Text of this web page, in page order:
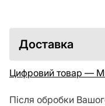
Доставка
Цифровий товар —
Після обробки